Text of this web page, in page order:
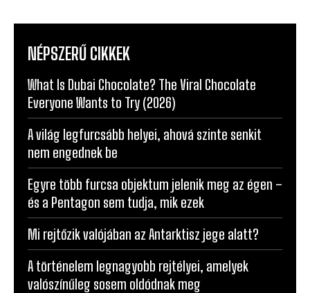
NÉPSZERŰ CIKKEK
What Is Dubai Chocolate? The Viral Chocolate
Everyone Wants to Try (2026)
A világ legfurcsább helyei, ahová szinte senkit
nem engednek be
Egyre több furcsa objektum jelenik meg az égen –
és a Pentagon sem tudja, mik ezek
Mi rejtőzik valójában az Antarktisz jege alatt?
A történelem legnagyobb rejtélyei, amelyek
valószínűleg sosem oldódnak meg